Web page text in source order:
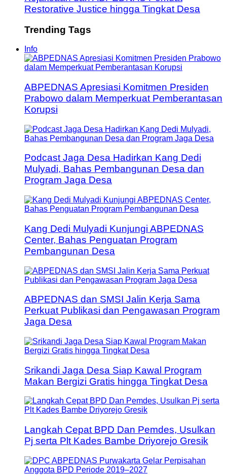
Restorative Justice hingga Tingkat Desa
Trending Tags
Info
ABPEDNAS Apresiasi Komitmen Presiden
Prabowo dalam Memperkuat Pemberantasan
Korupsi
Podcast Jaga Desa Hadirkan Kang Dedi
Mulyadi, Bahas Pembangunan Desa dan
Program Jaga Desa
Kang Dedi Mulyadi Kunjungi ABPEDNAS
Center, Bahas Penguatan Program
Pembangunan Desa
ABPEDNAS dan SMSI Jalin Kerja Sama
Perkuat Publikasi dan Pengawasan Program
Jaga Desa
Srikandi Jaga Desa Siap Kawal Program
Makan Bergizi Gratis hingga Tingkat Desa
Langkah Cepat BPD Dan Pemdes, Usulkan
Pj serta Plt Kades Bambe Driyorejo Gresik